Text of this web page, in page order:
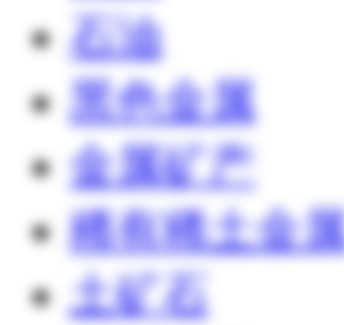
石油
黑色金属
金属矿产
稀有稀土金
土矿石